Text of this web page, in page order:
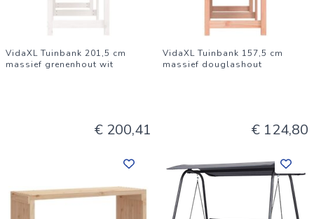
VidaXL Tuinbank 201,5 cm
massief grenenhout wit
€ 200,41
VidaXL Tuinbank 157,5 cm
massief douglashout
€ 124,80